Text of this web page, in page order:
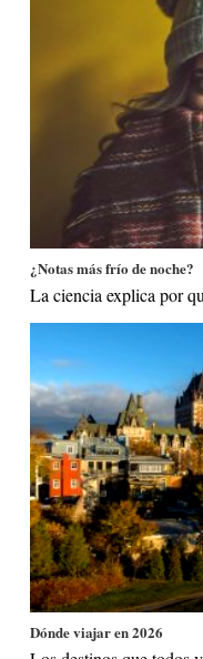
¿Notas más frío de noche?
La ciencia explica por
Dónde viajar en 2026